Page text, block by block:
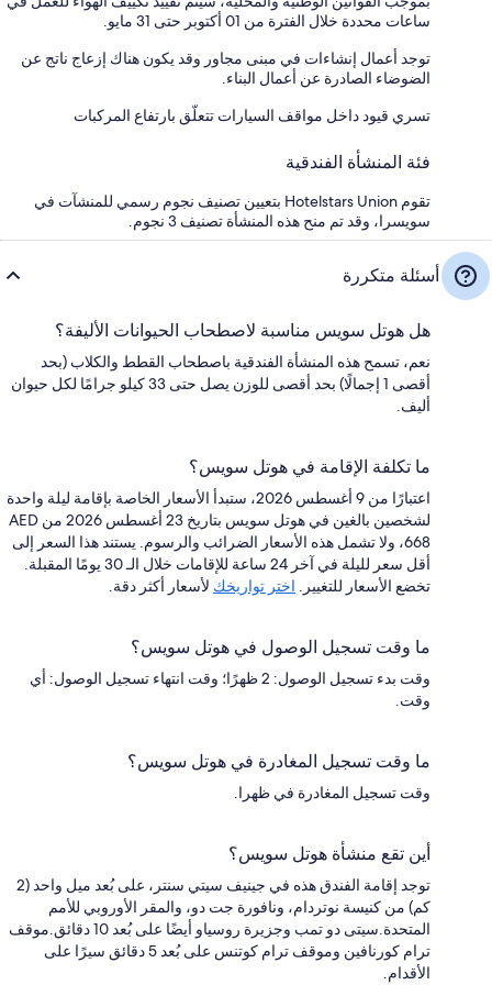
ساعات محددة خلال الفترة من 01 أكتوبر حتى 31 مايو.
توجد أعمال إنشاءات في مبنى مجاور وقد يكون هناك إزعاج ناتج عن
الضوضاء الصادرة عن أعمال البناء.
تسري قيود داخل مواقف السيارات تتعلّق بارتفاع المركبات
فئة المنشأة الفندقية
تقوم Hotelstars Union بتعيين تصنيف نجوم رسمي للمنشآت في
سويسرا، وقد تم منح هذه المنشأة تصنيف 3 نجوم.
أسئلة متكررة
هل هوتل سويس مناسبة لاصطحاب الحيوانات الأليفة؟
نعم، تسمح هذه المنشأة الفندقية باصطحاب القطط والكلاب (بحد
أقصى 1 إجمالًا) بحد أقصى للوزن يصل حتى 33 كيلو جرامًا لكل حيوان
أليف.
ما تكلفة الإقامة في هوتل سويس؟
اعتبارًا من 9 أغسطس 2026، ستبدأ الأسعار الخاصة بإقامة ليلة واحدة
لشخصين بالغين في هوتل سويس بتاريخ 23 أغسطس 2026 من AED
668، ولا تشمل هذه الأسعار الضرائب والرسوم. يستند هذا السعر إلى
أقل سعر لليلة في آخر 24 ساعة للإقامات خلال الـ 30 يومًا المقبلة.
تخضع الأسعار للتغيير. اختر تواريخك لأسعار أكثر دقة.
ما وقت تسجيل الوصول في هوتل سويس؟
وقت بدء تسجيل الوصول: 2 ظهرًا؛ وقت انتهاء تسجيل الوصول: أي
وقت.
ما وقت تسجيل المغادرة في هوتل سويس؟
وقت تسجيل المغادرة في ظهرا.
أين تقع منشأة هوتل سويس؟
توجد إقامة الفندق هذه في جينيف سيتي سنتر، على بُعد ميل واحد (2
كم) من كنيسة نوتردام، ونافورة جت دو، والمقر الأوروبي للأمم
المتحدة.سيتى دو تمب وجزيرة روسياو أيضًا على بُعد 10 دقائق.موقف
ترام كورنافين وموقف ترام كوتنس على بُعد 5 دقائق سيرًا على
الأقدام.